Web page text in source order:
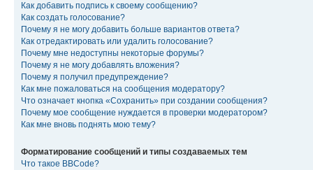
Как добавить подпись к своему сообщению?
Как создать голосование?
Почему я не могу добавить больше вариантов ответа?
Как отредактировать или удалить голосование?
Почему мне недоступны некоторые форумы?
Почему я не могу добавлять вложения?
Почему я получил предупреждение?
Как мне пожаловаться на сообщения модератору?
Что означает кнопка «Сохранить» при создании сообщения?
Почему мое сообщение нуждается в проверки модератором?
Как мне вновь поднять мою тему?
Форматирование сообщений и типы создаваемых тем
Что такое BBCode?